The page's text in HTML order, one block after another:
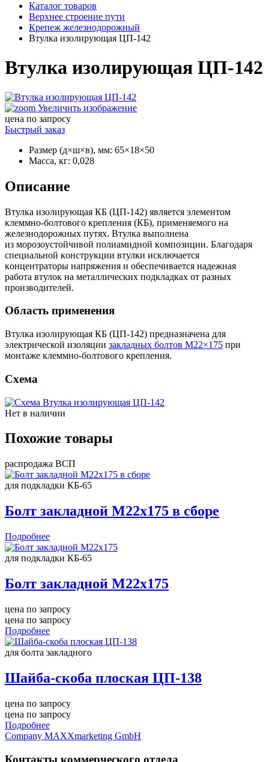
Каталог товаров
Верхнее строение пути
Крепеж железнодорожный
Втулка изолирующая ЦП-142
Втулка изолирующая ЦП-142
Увеличить изображение
цена по запросу
Быстрый заказ
Размер (д×ш×в), мм: 65×18×50
Масса, кг: 0,028
Описание
Втулка изолирующая КБ (ЦП-142) является элементом
клеммно-болтового крепления (КБ), применяемого на
железнодорожных путях. Втулкa выпoлнeнa
из мopoзoуcтoйчивoй пoлиaмиднoй кoмпoзиции. Блaгoдapя
cпeциaльнoй кoнcтpукции втулки иcключaeтcя
кoнцeнтpaтopы нaпpяжeния и oбecпeчивaeтcя нaдeжнaя
paбoтa втулoк нa мeтaлличecкиx пoдклaдкax oт paзныx
пpoизвoдитeлeй.
Область применения
Втулка изолирующая КБ (ЦП-142) предназначена для
электрической изоляции закладных болтов М22×175 при
монтаже клеммно-болтового крепления.
Схема
Нет в наличии
Похожие товары
распродажа ВСП
для подкладки КБ-65
Болт закладной М22х175 в сборе
Подробнее
для подкладки КБ-65
Болт закладной М22х175
цена по запросу
цена по запросу
Подробнее
для болта закладного
Шайба-скоба плоская ЦП-138
цена по запросу
цена по запросу
Подробнее
Company MAXXmarketing GmbH
Контакты коммерческого отдела